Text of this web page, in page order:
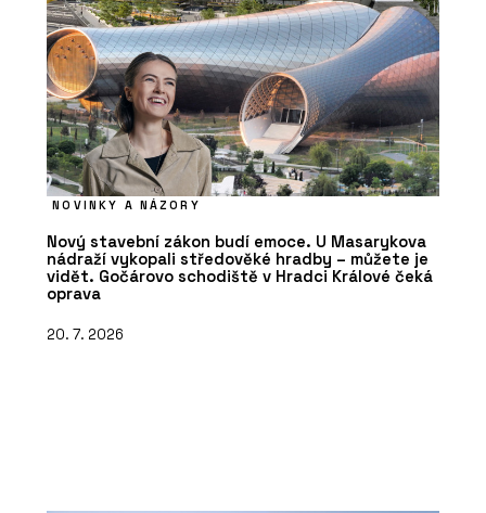
NOVINKY A NÁZORY
Nový stavební zákon budí emoce. U Masarykova
nádraží vykopali středověké hradby – můžete je
vidět. Gočárovo schodiště v Hradci Králové čeká
oprava
20. 7. 2026